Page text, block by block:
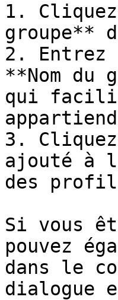
1.
groupe**
2. Entrez
**Nom du
qui
3.
ajouté à
des
Si vous
pouvez
dans le
dialogue